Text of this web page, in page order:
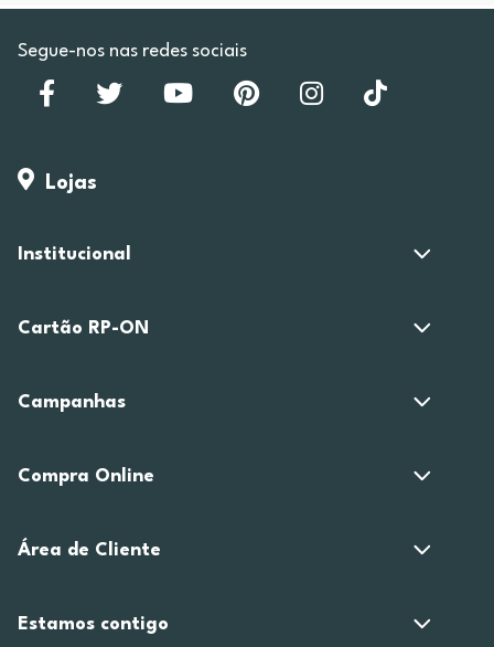
Segue-nos nas redes sociais
Lojas
Institucional
Cartão RP-ON
Campanhas
Compra Online
Área de Cliente
Estamos contigo